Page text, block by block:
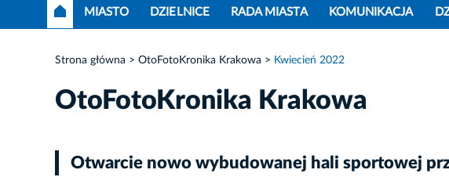
MIASTO DZIELNICE RADA MIASTA KOMUNIKACJA
Strona główna OtoFotoKronika Krakowa Kwiecień 2022
OtoFotoKronika Krakowa
Otwarcie nowo wybudowanej hali sportowej